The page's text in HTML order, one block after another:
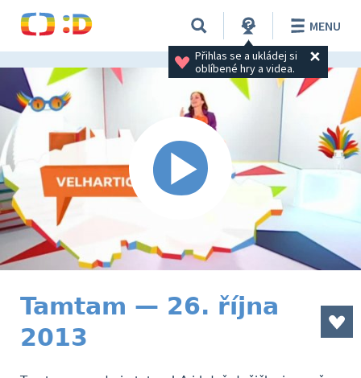
Přihlas se a ukládej si
oblíbené hry a videa.
MENU
Tamtam — 26. října
2013